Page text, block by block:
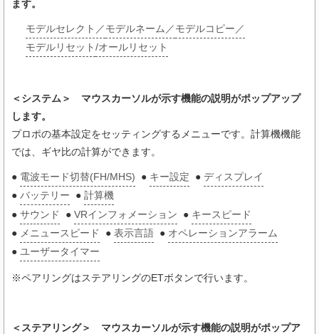
ます。
モデルセレクト ／モデルネーム ／モデルコピー ／
モデルリセット/オールリセット
＜システム＞ マウスカーソルが示す機能の説明がポップアップ
します。
プロポの基本設定をセッティングするメニューです。計算機機能
では、ギヤ比の計算ができます。
● 電波モード切替(FH/MHS) ● キー設定 ● ディスプレイ
● バッテリー ● 計算機
● サウンド ● VRインフォメーション ● キースピード
● メニュースピード ● 表示言語 ● オペレーションアラーム
● ユーザータイマー
※ペアリングはステアリングのETボタンで行います。
＜ステアリング＞ マウスカーソルが示す機能の説明がポップア